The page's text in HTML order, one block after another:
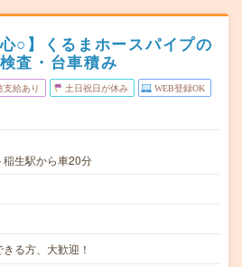
○】くるまホースパイプの
査・台車積み
支給あり 土日祝日が休み WEB登録OK
生駅から車20分
る方、大歓迎！